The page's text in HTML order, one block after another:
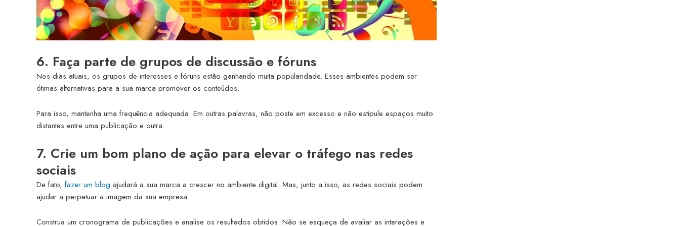
6. Faça parte de grupos de discussão e fóruns
Nos dias atuais, os grupos de interesses e fóruns estão ganhando muita popularidade. Esses ambientes podem ser
ótimas alternativas para a sua marca promover os conteúdos.
Para isso, mantenha uma frequência adequada. Em outras palavras, não poste em excesso e não estipule espaços muito
distantes entre uma publicação e outra.
7. Crie um bom plano de ação para elevar o tráfego nas redes
sociais
De fato, fazer um blog ajudará a sua marca a crescer no ambiente digital. Mas, junto a isso, as redes sociais podem
ajudar a perpetuar a imagem da sua empresa.
Construa um cronograma de publicações e analise os resultados obtidos. Não se esqueça de avaliar as interações e